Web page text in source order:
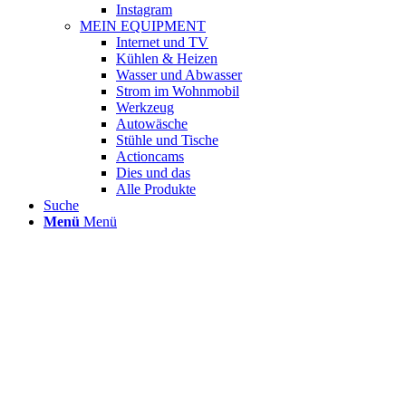
Instagram
MEIN EQUIPMENT
Internet und TV
Kühlen & Heizen
Wasser und Abwasser
Strom im Wohnmobil
Werkzeug
Autowäsche
Stühle und Tische
Actioncams
Dies und das
Alle Produkte
Suche
Menü Menü